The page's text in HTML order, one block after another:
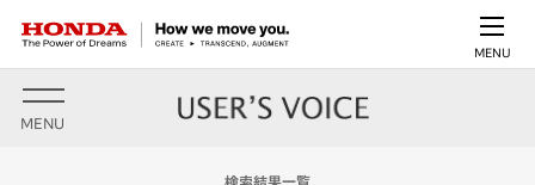
MENU
MENU
検索結果一覧